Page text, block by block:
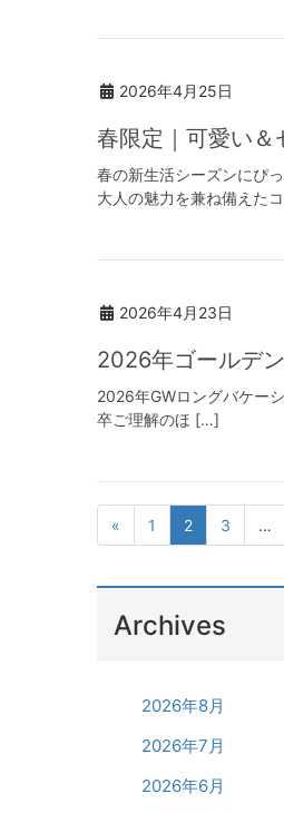
2026年4月25日
春限定｜可愛い
春の新生活シーズンにぴ
大人の魅力を兼ね備えた
2026年4月23日
2026年ゴールデ
2026年GWロングバケー
卒ご理解のほ […]
« 1 2 3 …
Archives
2026年8月
2026年7月
2026年6月